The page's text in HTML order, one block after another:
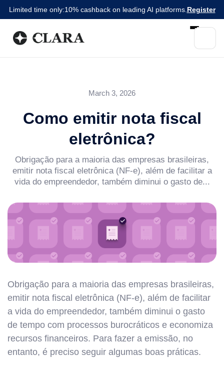
Limited time only:10% cashback on leading AI platforms. Register
March 3, 2026
Como emitir nota fiscal
eletrônica?
Obrigação para a maioria das empresas brasileiras,
emitir nota fiscal eletrônica (NF-e), além de facilitar a
vida do empreendedor, também diminui o gasto de...
Obrigação para a maioria das empresas brasileiras,
emitir nota fiscal eletrônica (NF-e), além de facilitar
a vida do empreendedor, também diminui o gasto
de tempo com processos burocráticos e economiza
recursos financeiros. Para fazer a emissão, no
entanto, é preciso seguir algumas boas práticas.